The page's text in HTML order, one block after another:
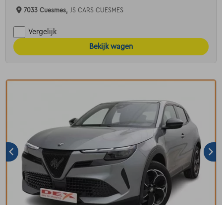
7033 Cuesmes, JS CARS CUESMES
Vergelijk
Bekijk wagen